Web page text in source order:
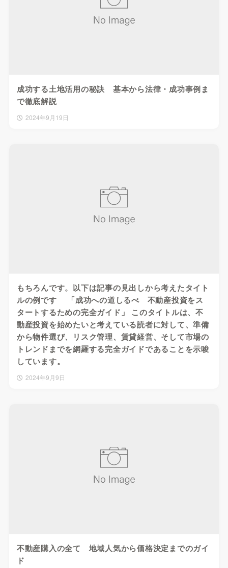
成功する土地活用の秘訣 基本から法律・成功事例ま
で徹底解説
2024年9月19日
もちろんです。以下は記事の見出しから考えたタイト
ルの例です 「成功への道しるべ 不動産投資をス
タートするための完全ガイド」 このタイトルは、不
動産投資を始めたいと考えている読者に対して、準備
から物件選び、リスク管理、賃貸経営、そして市場の
トレンドまでを網羅する完全ガイドであることを示唆
しています。
2024年9月9日
不動産購入の全て 地域人気から価格決定までのガイ
ド